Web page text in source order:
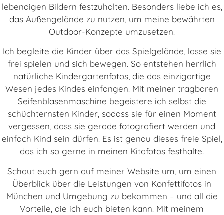
lebendigen Bildern festzuhalten. Besonders liebe ich es,
das Außengelände zu nutzen, um meine bewährten
Outdoor-Konzepte umzusetzen.
Ich begleite die Kinder über das Spielgelände, lasse sie
frei spielen und sich bewegen. So entstehen herrlich
natürliche Kindergartenfotos, die das einzigartige
Wesen jedes Kindes einfangen. Mit meiner tragbaren
Seifenblasenmaschine begeistere ich selbst die
schüchternsten Kinder, sodass sie für einen Moment
vergessen, dass sie gerade fotografiert werden und
einfach Kind sein dürfen. Es ist genau dieses freie Spiel,
das ich so gerne in meinen Kitafotos festhalte.
Schaut euch gern auf meiner Website um, um einen
Überblick über die Leistungen von Konfettifotos in
München und Umgebung zu bekommen – und all die
Vorteile, die ich euch bieten kann. Mit meinem